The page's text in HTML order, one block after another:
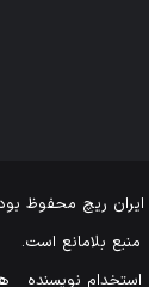
ایران ریچ محفوظ
منبع بلامانع است.
استخدام نویسنده